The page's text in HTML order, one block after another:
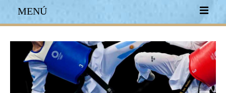
MENÚ
INICIO
INSTITUCIONAL
LEGISLACIÓN DEPORTIVA